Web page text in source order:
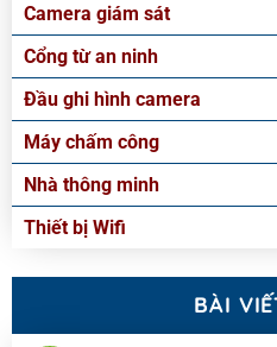
Camera giám sát
Cổng từ an ninh
Đầu ghi hình camera
Máy chấm công
Nhà thông minh
Thiết bị Wifi
BÀI